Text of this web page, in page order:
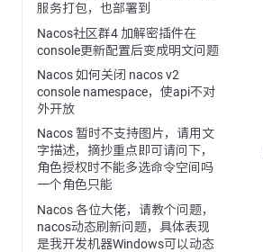
服务打包，也部署到
Nacos社区群4 加解密插件在
console更新配置后变成明文问题
Nacos 如何关闭 nacos v2
console namespace，使api不对
外开放
Nacos 暂时不支持图片，请用文
字描述，摘抄重点即可请问下，
角色授权时不能多选命令空间吗
一个角色只能
Nacos 各位大佬，请教个问题，
nacos动态刷新问题，具体表现
是我开发机器Windows可以动态